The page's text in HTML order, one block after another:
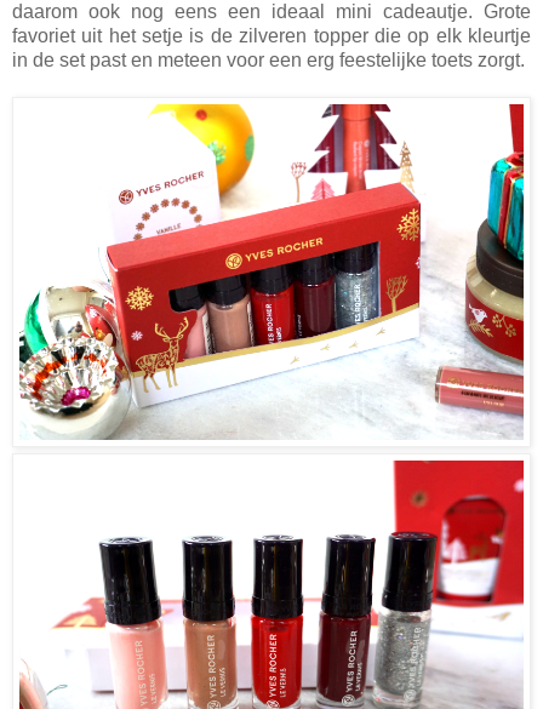
daarom ook nog eens een ideaal mini cadeautje. Grote
favoriet uit het setje is de zilveren topper die op elk kleurtje
in de set past en meteen voor een erg feestelijke toets zorgt.